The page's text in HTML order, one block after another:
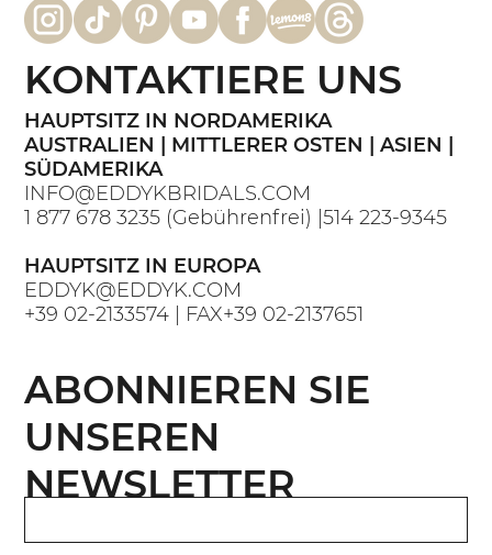
HAUPTSITZ IN NORDAMERIKA
AUSTRALIEN | MITTLERER OSTEN | ASIEN |
SÜDAMERIKA
INFO@EDDYKBRIDALS.COM
1 877 678 3235 (Gebührenfrei) |514 223-9345
HAUPTSITZ IN EUROPA
EDDYK@EDDYK.COM
+39 02-2133574 | FAX+39 02-2137651
KONTAKTIERE UNS
ABONNIEREN SIE
UNSEREN
NEWSLETTER